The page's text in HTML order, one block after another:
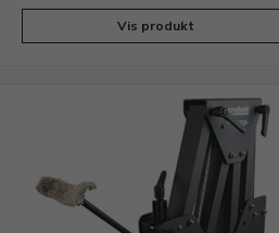
Vis produkt